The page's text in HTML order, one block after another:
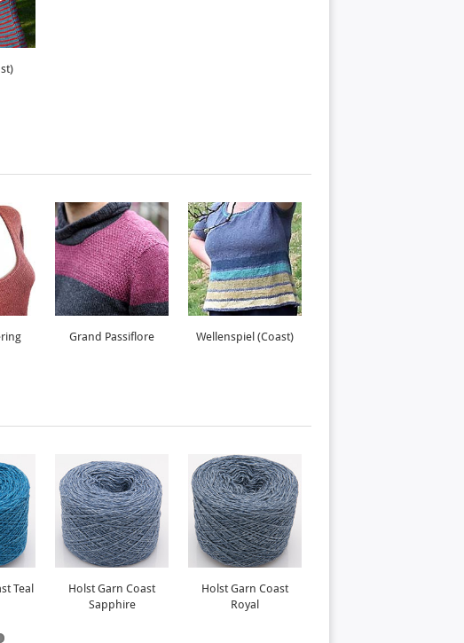
Grand Passiflore Wellenspiel (Coast)
Teal
Holst Garn Coast
Sapphire
Holst Garn Coast
Royal